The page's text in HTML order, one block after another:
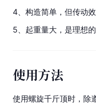
4、构造简单，但传动
5、起重量大，是理想
使用方法
使用螺旋千斤顶时，除